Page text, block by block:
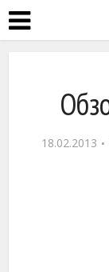
18.02.2013